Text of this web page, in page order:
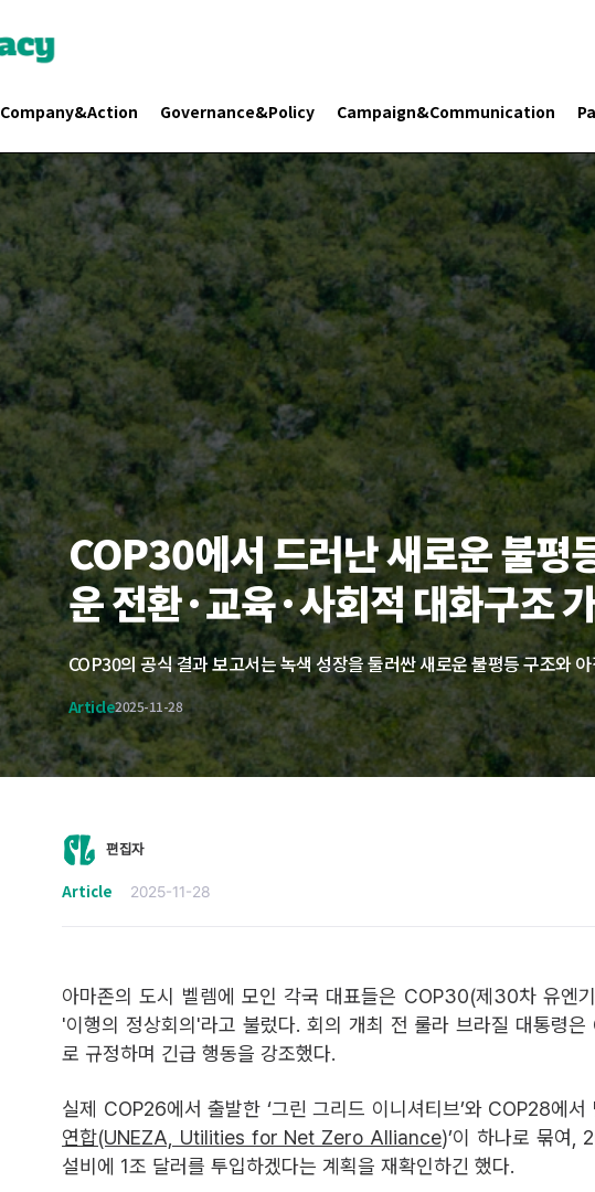
Company&Action Governance&Policy Campaign&Communication
Search 플래닛 리터러시
COP30에서 드러난 새로운 불평
운 전환·교육·사회적 대화구조
Article2025-11-28
편집자
Article 2025-11-28
아마존의 도시 벨렘에 모인 각국 대표들은 COP30(제30차 유엔
'이행의 정상회의'라고 불렀다. 회의 개최 전 룰라 브라질 대통령은
로 규정하며 긴급 행동을 강조했다.
실제 COP26에서 출발한 ‘그린 그리드 이니셔티브’와 COP28에서
연합(UNEZA, Utilities for Net Zero Alliance)’이 하나로 묶여,
설비에 1조 달러를 투입하겠다는 계획을 재확인하긴 했다.